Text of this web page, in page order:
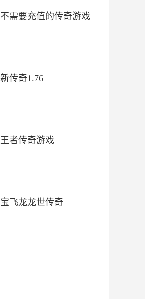
不需要充值的传奇游戏
新传奇1.76
王者传奇游戏
宝飞龙龙世传奇